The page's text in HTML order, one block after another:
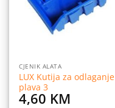
CJENIK ALATA
LUX Kutija za odlaganje
plava 3
4,60 KM